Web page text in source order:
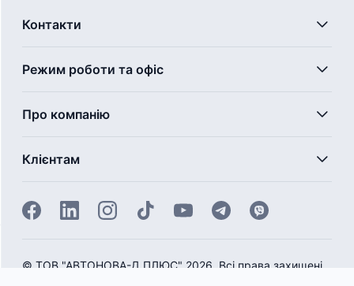
Контакти
Режим роботи та офіс
Про компанію
Клієнтам
© ТОВ "АВТОНОВА-Д ПЛЮС" 2026. Всі права захищені